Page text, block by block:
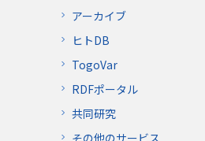
アーカイブ
ヒトDB
TogoVar
RDFポータル
共同研究
その他のサービス